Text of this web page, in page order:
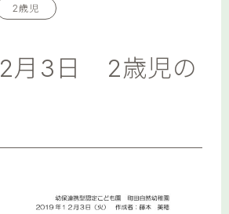
2歳児
月3日 2歳児の